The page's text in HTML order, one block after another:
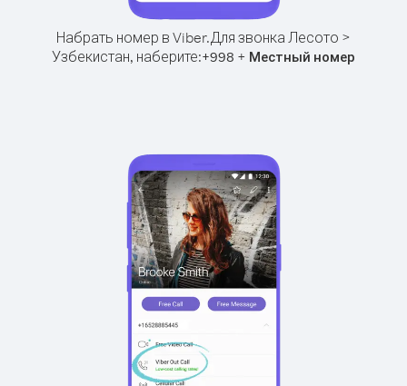
Набрать номер в Viber.Для звонка Лесото >
Узбекистан, наберите:+998 + Местный номер